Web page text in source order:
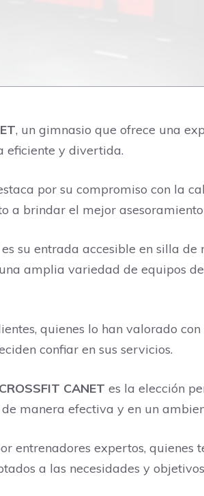
, un gimnasio que ofrece una
eficiente y divertida.
por su compromiso con la
a brindar el mejor
es su entrada accesible en silla
amplia variedad de equipos
quienes lo han valorado
confiar en sus servicios.
CROSSFIT CANET es la elección
manera efectiva y en un
entrenadores expertos,
a las necesidades y